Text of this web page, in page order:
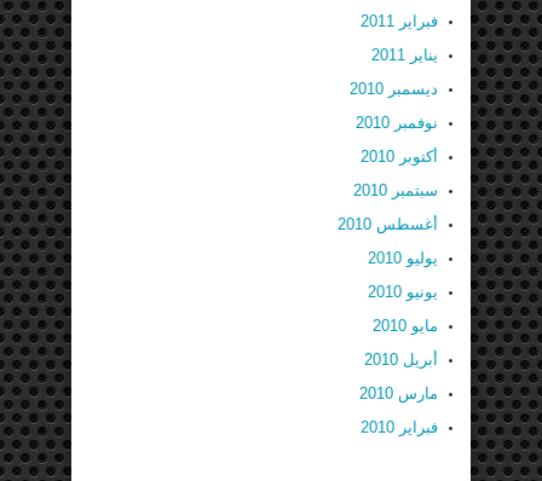
فبراير 2011
يناير 2011
ديسمبر 2010
نوفمبر 2010
أكتوبر 2010
سبتمبر 2010
أغسطس 2010
يوليو 2010
يونيو 2010
مايو 2010
أبريل 2010
مارس 2010
فبراير 2010